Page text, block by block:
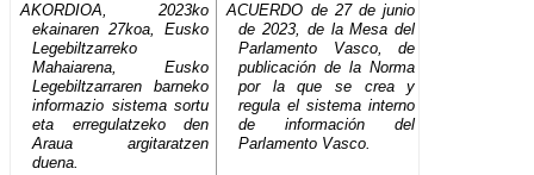
AKORDIOA, 2023ko
ekainaren 27koa, Eusko
Legebiltzarreko
Mahaiarena, Eusko
Legebiltzarraren barneko
informazio sistema sortu
eta erregulatzeko den
Araua argitaratzen
duena.
ACUERDO de 27 de junio
de 2023, de la Mesa del
Parlamento Vasco, de
publicación de la Norma
por la que se crea y
regula el sistema interno
de información del
Parlamento Vasco.